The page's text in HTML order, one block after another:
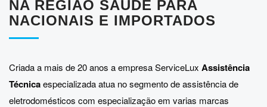
NA REGIÃO SAÚDE PARA
NACIONAIS E IMPORTADOS
Criada a mais de 20 anos a empresa ServiceLux Assistência
Técnicaespecializada atua no segmento de assistência de
eletrodomésticos com especialização em varias marcas